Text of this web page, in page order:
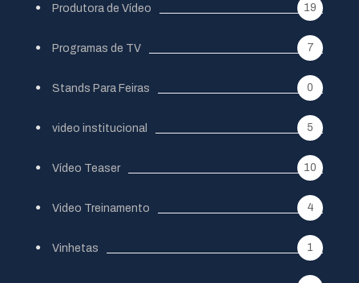
Produtora de Vídeo 19
Programas de TV 7
Stands Para Feiras 0
video institucional 5
Vídeo Teaser 10
Video Treinamento 4
Vinhetas 1